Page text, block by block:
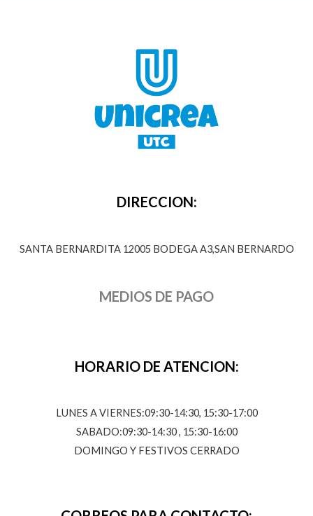
DIRECCION:
SANTA BERNARDITA 12005 BODEGA A3,SAN BERNARDO
MEDIOS DE PAGO
HORARIO DE ATENCION:
LUNES A VIERNES:09:30-14:30, 15:30-17:00
SABADO:09:30-14:30 , 15:30-16:00
DOMINGO Y FESTIVOS CERRADO